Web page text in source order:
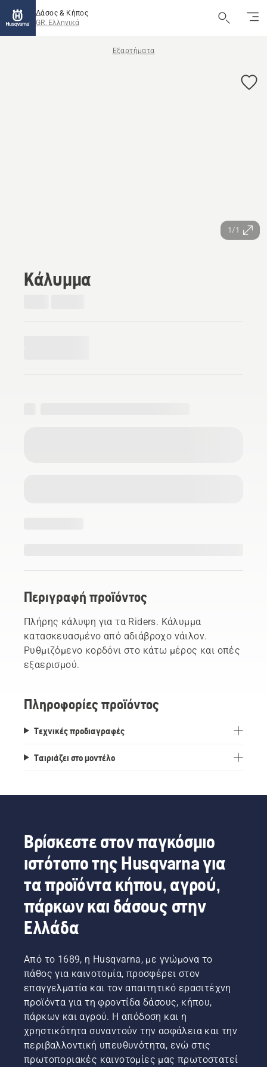
Δάσος & Κήπος
GR, Ελληνικά
Εξαρτήματα
1/1
Κάλυμμα
Περιγραφή προϊόντος
Πλήρης κάλυψη για τα Riders. Κάλυμμα
κατασκευασμένο από αδιάβροχο νάιλον.
Ρυθμιζόμενο κορδόνι στο κάτω μέρος και οπές
εξαερισμού.
Πληροφορίες προϊόντος
Τεχνικές προδιαγραφές
Ταιριάζει στο μοντέλο
Βρίσκεστε στον παγκόσμιο
ιστότοπο της Husqvarna για
τα προϊόντα κήπου, αγρού,
πάρκων και δάσους στην
Ελλάδα
Από το 1689, η Husqvarna, με γνώμονα το
πάθος για καινοτομία, προσφέρει στον
επαγγελματία και τον απαιτητικό ερασιτέχνη
προϊόντα για τη φροντίδα δάσους, κήπου,
πάρκων και αγρού. Η απόδοση και η
χρηστικότητα συναντούν την ασφάλεια και την
περιβαλλοντική υπευθυνότητα, ενώ στις
πρωτοποριακές καινοτομίες μας πρωτοστατεί